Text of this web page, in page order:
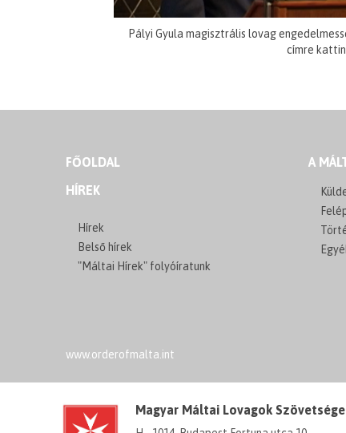
Pályi Gyula magisztrális lovag
címre
FŐOLDAL
HÍREK
Hírek
Belső hírek
"Máltai Hírek" folyóíratunk
A
www.orderofmalta.int
Magyar Máltai Lovagok Szövetsége